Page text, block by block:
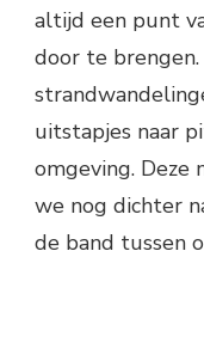
altijd een punt
door te
uitstapjes naar
omgeving. Deze
we nog dichter
de band tussen